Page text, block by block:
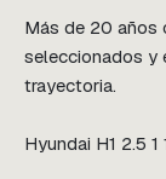
Más de 20 años
seleccionados y
trayectoria.
Hyundai H1 2.5